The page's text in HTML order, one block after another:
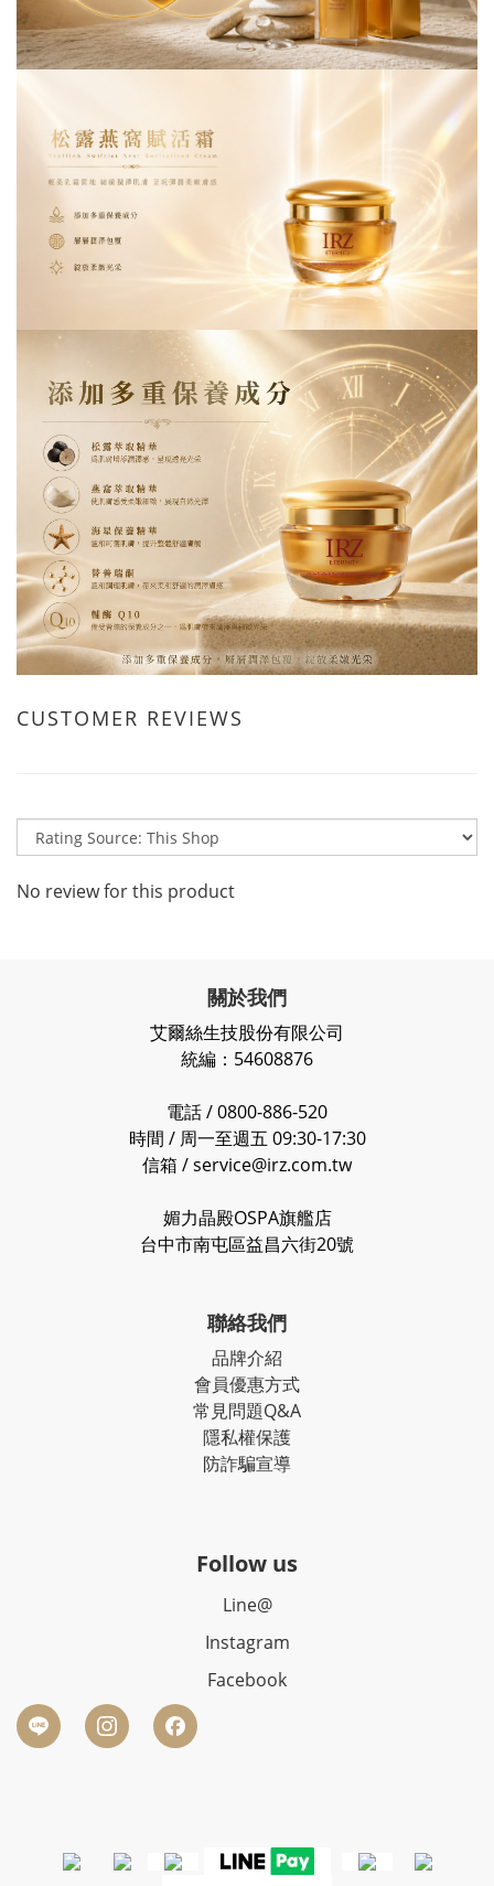
CUSTOMER REVIEWS
No review for this product
關於我們
艾爾絲生技股份有限公司
統編：54608876
電話 / 0800-886-520
時間 / 周一至週五 09:30-17:30
信箱 / service@irz.com.tw
媚力晶殿OSPA旗艦店
台中市南屯區益昌六街20號
聯絡我們
品牌介紹
會員優惠方式
常見問題Q&A
隱私權保護
防詐騙宣導
Follow us
Line@
Instagram
Facebook